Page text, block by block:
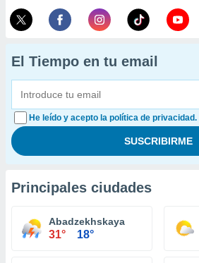
El Tiempo en tu email
He leído y acepto la política de privacidad.
Principales ciudades
Abadzekhskaya
31° 18°